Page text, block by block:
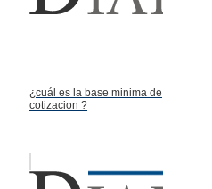
¿cuál es la base minima de
cotizacion ?